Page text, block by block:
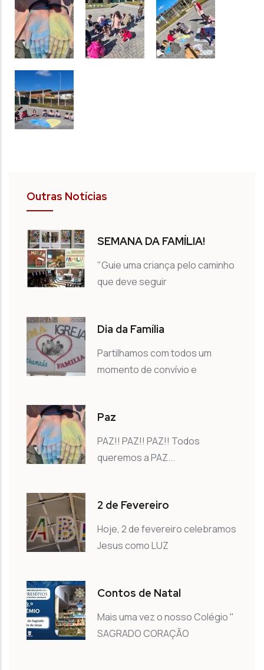
Outras Notícias
SEMANA DA FAMÍLIA!
"Guie uma criança pelo caminho
que deve seguir
Dia da Família
Partilhamos com todos um
momento de convívio e
Paz
PAZ!! PAZ!! PAZ!! Todos
queremos a PAZ...
2 de Fevereiro
Hoje, 2 de fevereiro celebramos
Jesus como LUZ
Contos de Natal
Mais uma vez o nosso Colégio "
SAGRADO CORAÇÃO